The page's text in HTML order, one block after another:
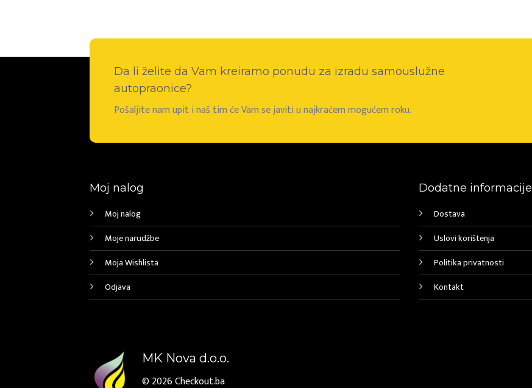
Da li želite da Vam kreiramo ponudu za izradu samouslužne
autopraonice?
Pošaljite nam upit i naš tim će Vam se javiti u najkraćem mogućem roku.
Moj nalog
Moj nalog
Moje narudžbe
Moja Wishlista
Odjava
Dodatne informacije
Dostava
Uslovi korištenja
Politika privatnosti
Kontakt
MK Nova d.o.o.
© 2026Checkout.ba